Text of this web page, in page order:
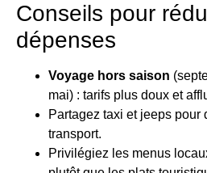
Conseils pour
dépenses
Voyage hors saison
mai) : tarifs plus doux et
Partagez taxi et jeeps pour
transport.
Privilégiez les menus